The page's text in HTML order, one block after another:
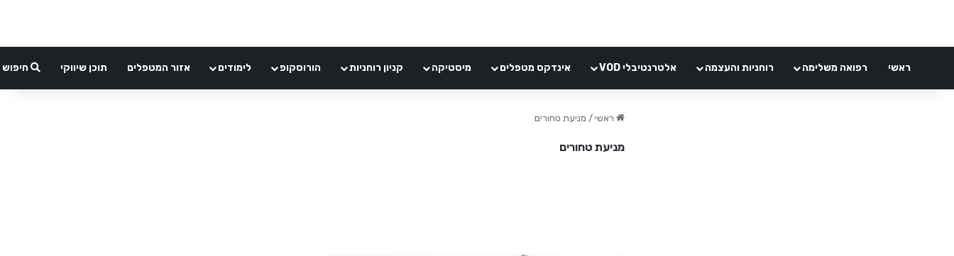
ראשי רפואה משלימה רוחניות והעצמה אלטרנטיבלי VOD אינדקס מטפלים מיסטיקה קניון רוחניות הורוסקופ לימודים אזור המטפלים תוכן שיווקי חיפוש
ראשי / מניעת טחורים
מניעת טחורים